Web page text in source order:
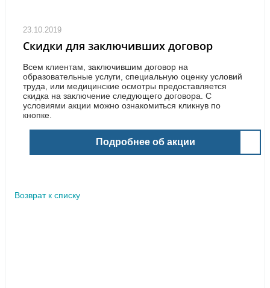
23.10.2019
Скидки для заключивших договор
Всем клиентам, заключившим договор на
образовательные услуги, специальную оценку условий
труда, или медицинские осмотры предоставляется
скидка на заключение следующего договора. С
условиями акции можно ознакомиться кликнув по
кнопке.
Подробнее об акции
Возврат к списку